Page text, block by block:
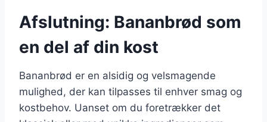
Afslutning: Bananbrød som
en del af din kost
Bananbrød er en alsidig og velsmagende
mulighed, der kan tilpasses til enhver smag og
kostbehov. Uanset om du foretrækker det